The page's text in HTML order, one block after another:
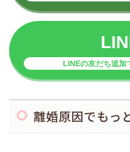
LINEの友だち追加
離婚原因でもっ